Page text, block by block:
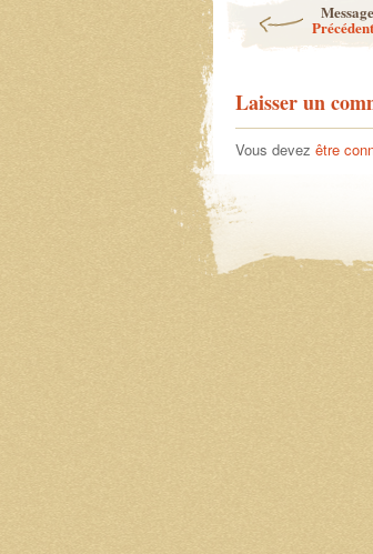
Message
Précédent
Laisser un
Vous devez être